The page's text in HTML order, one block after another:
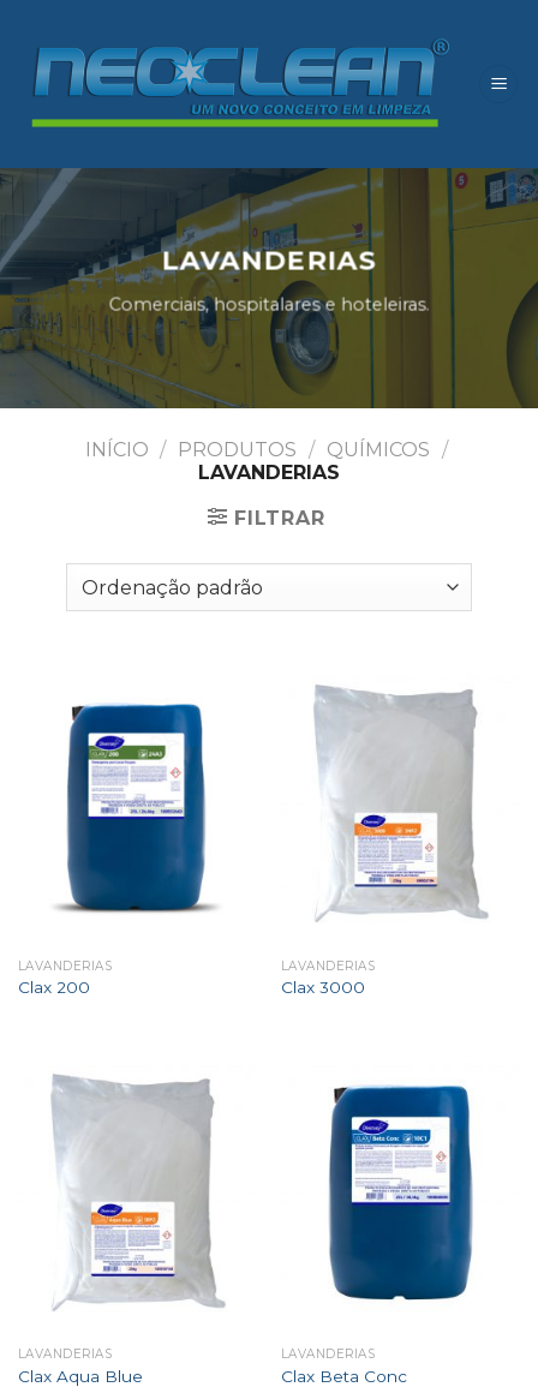
content
LAVANDERIAS
Comerciais, hospitalares e hoteleiras.
INÍCIO / PRODUTOS / QUÍMICOS /
LAVANDERIAS
FILTRAR
LAVANDERIAS
Clax 200
LAVANDERIAS
Clax 3000
LAVANDERIAS
Clax Aqua Blue
LAVANDERIAS
Clax Beta Conc